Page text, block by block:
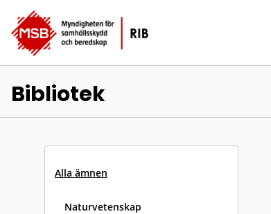
Bibliotek
Alla ämnen
Naturvetenskap